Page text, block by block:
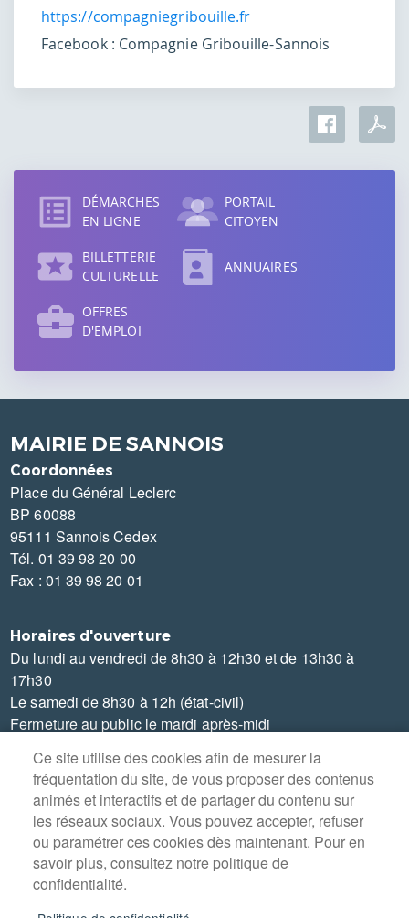
https://compagniegribouille.fr
Facebook : Compagnie Gribouille-Sannois
direct
DÉMARCHES
EN LIGNE
PORTAIL
CITOYEN
BILLETTERIE
CULTURELLE
ANNUAIRES
OFFRES
D'EMPLOI
MAIRIE DE SANNOIS
Coordonnées
Place du Général Leclerc
BP 60088
95111 Sannois Cedex
Tél. 01 39 98 20 00
Fax : 01 39 98 20 01
Horaires d'ouverture
Du lundi au vendredi de 8h30 à 12h30 et de 13h30 à
17h30
Le samedi de 8h30 à 12h (état-civil)
Fermeture au public le mardi après-midi
MENU
PIED
PAGE
PLAN DU SITE
CONTACT
Ce site utilise des cookies afin de mesurer la
fréquentation du site, de vous proposer des contenus
animés et interactifs et de partager du contenu sur
les réseaux sociaux. Vous pouvez accepter, refuser
ou paramétrer ces cookies dès maintenant. Pour en
savoir plus, consultez notre politique de
confidentialité.